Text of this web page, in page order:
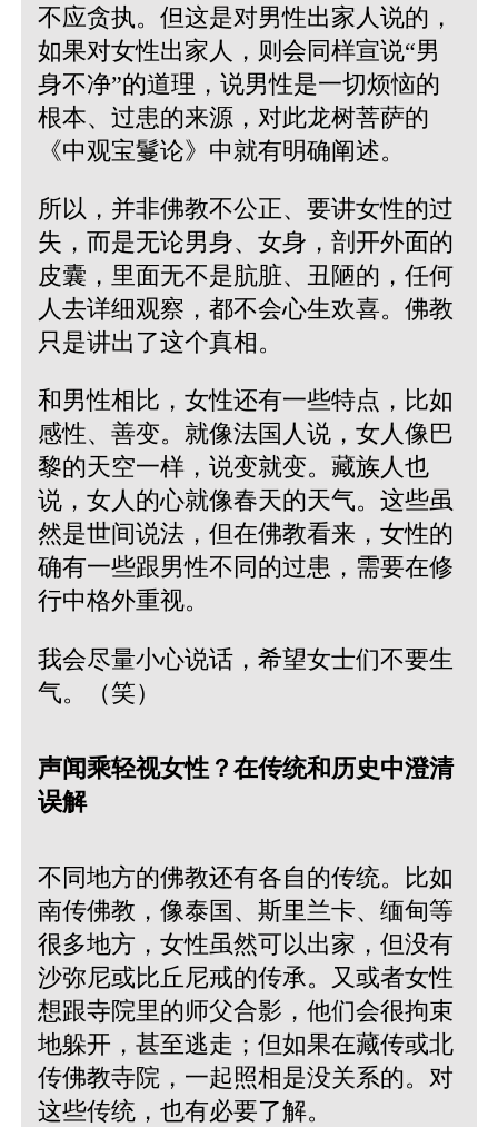
不应贪执。但这是对男性出家人说的，
如果对女性出家人，则会同样宣说“男
身不净”的道理，说男性是一切烦恼的
根本、过患的来源，对此龙树菩萨的
《中观宝鬘论》中就有明确阐述。
所以，并非佛教不公正、要讲女性的过
失，而是无论男身、女身，剖开外面的
皮囊，里面无不是肮脏、丑陋的，任何
人去详细观察，都不会心生欢喜。佛教
只是讲出了这个真相。
和男性相比，女性还有一些特点，比如
感性、善变。就像法国人说，女人像巴
黎的天空一样，说变就变。藏族人也
说，女人的心就像春天的天气。这些虽
然是世间说法，但在佛教看来，女性的
确有一些跟男性不同的过患，需要在修
行中格外重视。
我会尽量小心说话，希望女士们不要生
气。（笑）
声闻乘轻视女性？在传统和历史中澄清
误解
不同地方的佛教还有各自的传统。比如
南传佛教，像泰国、斯里兰卡、缅甸等
很多地方，女性虽然可以出家，但没有
沙弥尼或比丘尼戒的传承。又或者女性
想跟寺院里的师父合影，他们会很拘束
地躲开，甚至逃走；但如果在藏传或北
传佛教寺院，一起照相是没关系的。对
这些传统，也有必要了解。